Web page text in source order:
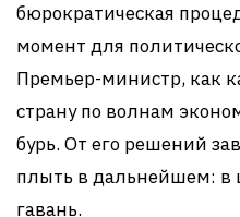
бюрократическая
момент для
Премьер-министр, как
страну по волнам
бурь. От его решений
плыть в дальнейшем:
гавань.